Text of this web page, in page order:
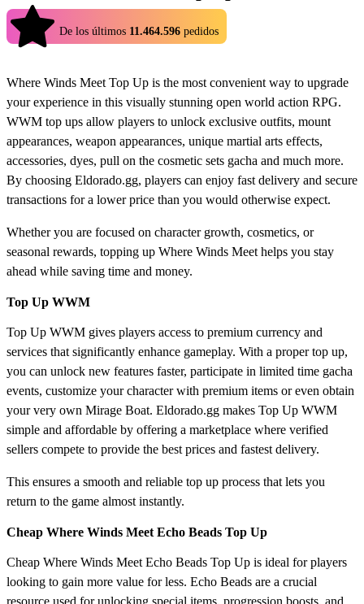
De los últimos 11.464.596 pedidos
Where Winds Meet Top Up is the most convenient way to upgrade
your experience in this visually stunning open world action RPG.
WWM top ups allow players to unlock exclusive outfits, mount
appearances, weapon appearances, unique martial arts effects,
accessories, dyes, pull on the cosmetic sets gacha and much more.
By choosing Eldorado.gg, players can enjoy fast delivery and secure
transactions for a lower price than you would otherwise expect.
Whether you are focused on character growth, cosmetics, or
seasonal rewards, topping up Where Winds Meet helps you stay
ahead while saving time and money.
Top Up WWM
Top Up WWM gives players access to premium currency and
services that significantly enhance gameplay. With a proper top up,
you can unlock new features faster, participate in limited time gacha
events, customize your character with premium items or even obtain
your very own Mirage Boat. Eldorado.gg makes Top Up WWM
simple and affordable by offering a marketplace where verified
sellers compete to provide the best prices and fastest delivery.
This ensures a smooth and reliable top up process that lets you
return to the game almost instantly.
Cheap Where Winds Meet Echo Beads Top Up
Cheap Where Winds Meet Echo Beads Top Up is ideal for players
looking to gain more value for less. Echo Beads are a crucial
resource used for unlocking special items, progression boosts, and